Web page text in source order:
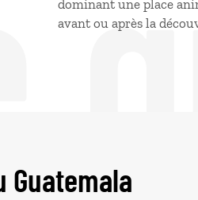
dominant une place
avant ou après la
Guatemala